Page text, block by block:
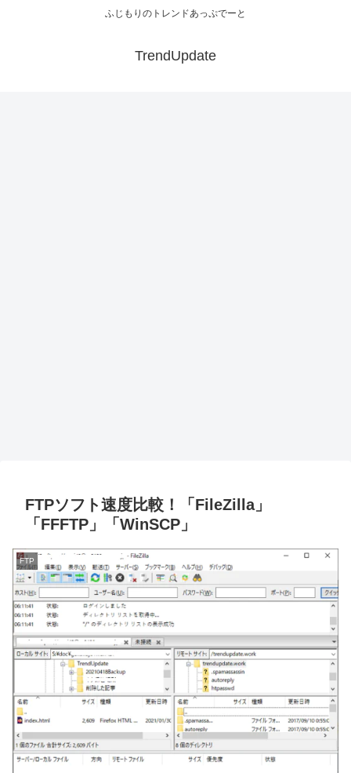
ふじもりのトレンドあっぷでーと
TrendUpdate
FTPソフト速度比較！「FileZilla」
「FFFTP」「WinSCP」
FTP